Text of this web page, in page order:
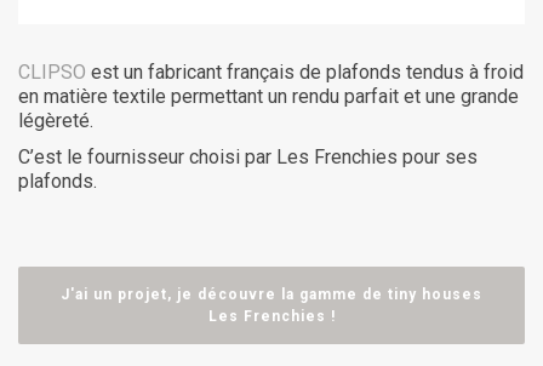
CLIPSO est un fabricant français de plafonds tendus à froid
en matière textile permettant un rendu parfait et une grande
légèreté.
C’est le fournisseur choisi par Les Frenchies pour ses
plafonds.
J'ai un projet, je découvre la gamme de tiny houses
Les Frenchies !